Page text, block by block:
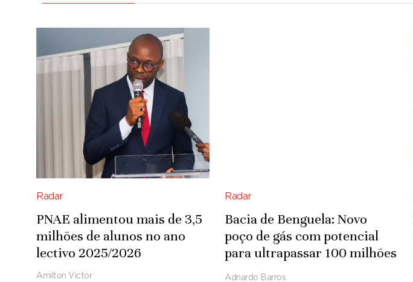
Radar
PNAE alimentou mais de 3,5
milhões de alunos no ano
lectivo 2025/2026
Amilton Victor
Radar
Bacia de Benguela: Novo
poço de gás com potencial
para ultrapassar 100 milhões
de pés cúbicos por dia
Adnardo Barros